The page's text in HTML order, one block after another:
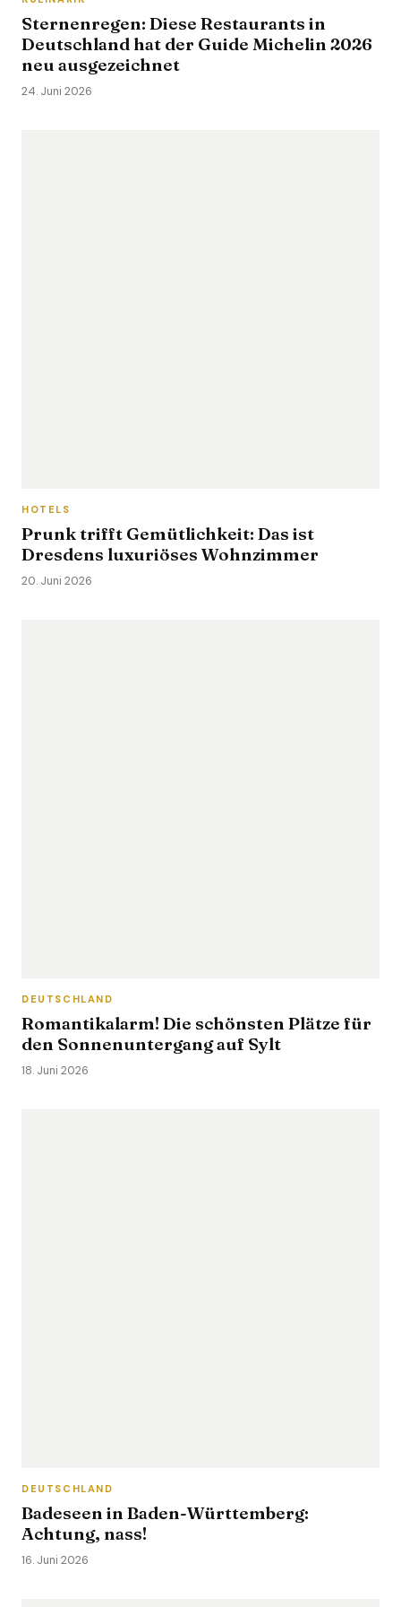
Sternenregen: Diese Restaurants in
Deutschland hat der Guide Michelin 2026
neu ausgezeichnet
24. Juni 2026
HOTELS
Prunk trifft Gemütlichkeit: Das ist
Dresdens luxuriöses Wohnzimmer
20. Juni 2026
DEUTSCHLAND
Romantikalarm! Die schönsten Plätze für
den Sonnenuntergang auf Sylt
18. Juni 2026
DEUTSCHLAND
Badeseen in Baden-Württemberg:
Achtung, nass!
16. Juni 2026